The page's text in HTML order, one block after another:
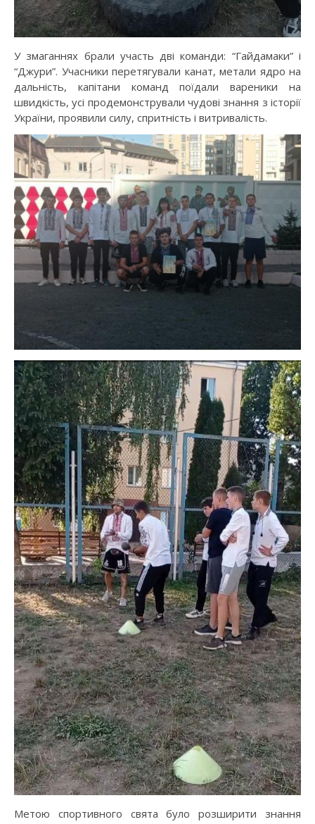
У змаганнях брали участь дві команди: “Гайдамаки” і
“Джури”. Учасники перетягували канат, метали ядро на
дальність, капітани команд поїдали вареники на
швидкість, усі продемонстрували чудові знання з історії
України, проявили силу, спритність і витривалість.
Метою спортивного свята було розширити знання